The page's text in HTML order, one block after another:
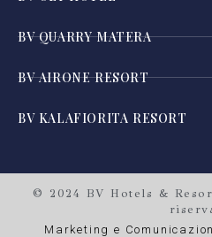
BV QUARRY MATERA
BV AIRONE RESORT
BV KALAFIORITA RESORT
© 2024 BV Hotels &
Marketing e